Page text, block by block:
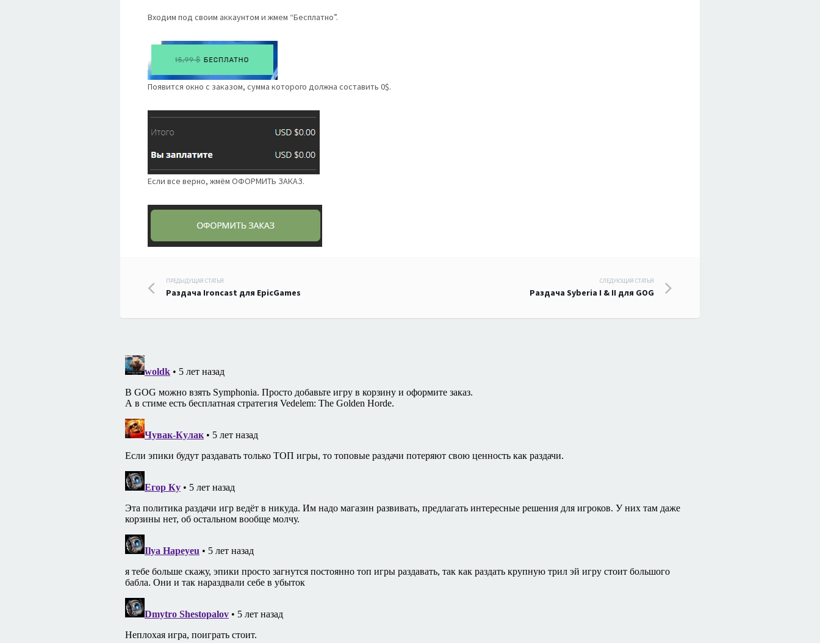
Входим под своим аккаунтом и жмем “Бесплатно”.
Появится окно с заказом, сумма которого должна составить 0$.
Если все верно, жмём ОФОРМИТЬ ЗАКАЗ.
Навигация
по
ПРЕДЫДУЩАЯ СТАТЬЯ
Раздача Ironcast для EpicGames
СЛЕДУЮЩАЯ СТАТЬЯ
Раздача Syberia I & II для GOG